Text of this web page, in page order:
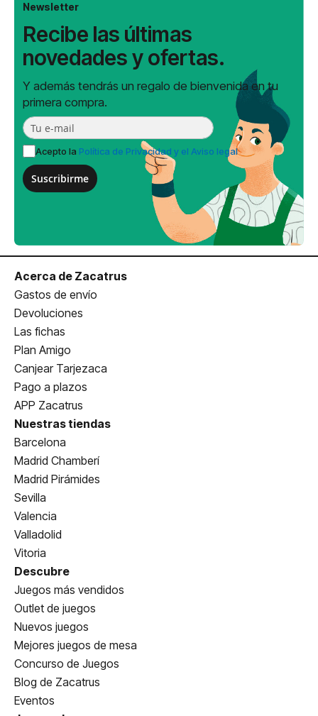
Newsletter
Recibe las últimas
novedades y ofertas.
Y además tendrás un regalo de bienvenida en tu
primera compra.
Acepto la Política de Privacidad y el Aviso legal
Suscribirme
Acerca de Zacatrus
Gastos de envío
Devoluciones
Las fichas
Plan Amigo
Canjear Tarjezaca
Pago a plazos
APP Zacatrus
Nuestras tiendas
Barcelona
Madrid Chamberí
Madrid Pirámides
Sevilla
Valencia
Valladolid
Vitoria
Descubre
Juegos más vendidos
Outlet de juegos
Nuevos juegos
Mejores juegos de mesa
Concurso de Juegos
Blog de Zacatrus
Eventos